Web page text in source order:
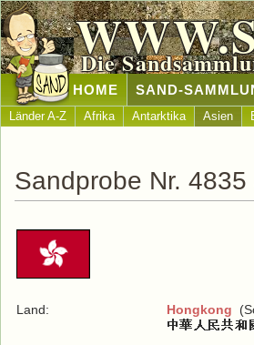
Die
HOME SAND-
Länder A-Z Afrika Antarktika Asien
Sandprobe Nr.
Land: Hongkong